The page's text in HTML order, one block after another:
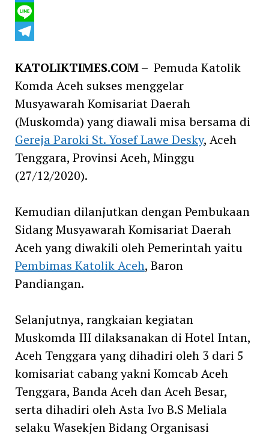
Twitter
Line
KATOLIKTIMES.COM– Pemuda Katolik
Komda Aceh sukses menggelar
Musyawarah Komisariat Daerah
(Muskomda) yang diawali misa bersama di
Gereja Paroki St. Yosef Lawe Desky, Aceh
Tenggara, Provinsi Aceh, Minggu
(27/12/2020).
Kemudian dilanjutkan dengan Pembukaan
Sidang Musyawarah Komisariat Daerah
Aceh yang diwakili oleh Pemerintah yaitu
Pembimas Katolik Aceh, Baron
Pandiangan.
Selanjutnya, rangkaian kegiatan
Muskomda III dilaksanakan di Hotel Intan,
Aceh Tenggara yang dihadiri oleh 3 dari 5
komisariat cabang yakni Komcab Aceh
Tenggara, Banda Aceh dan Aceh Besar,
serta dihadiri oleh Asta Ivo B.S Meliala
selaku Wasekjen Bidang Organisasi